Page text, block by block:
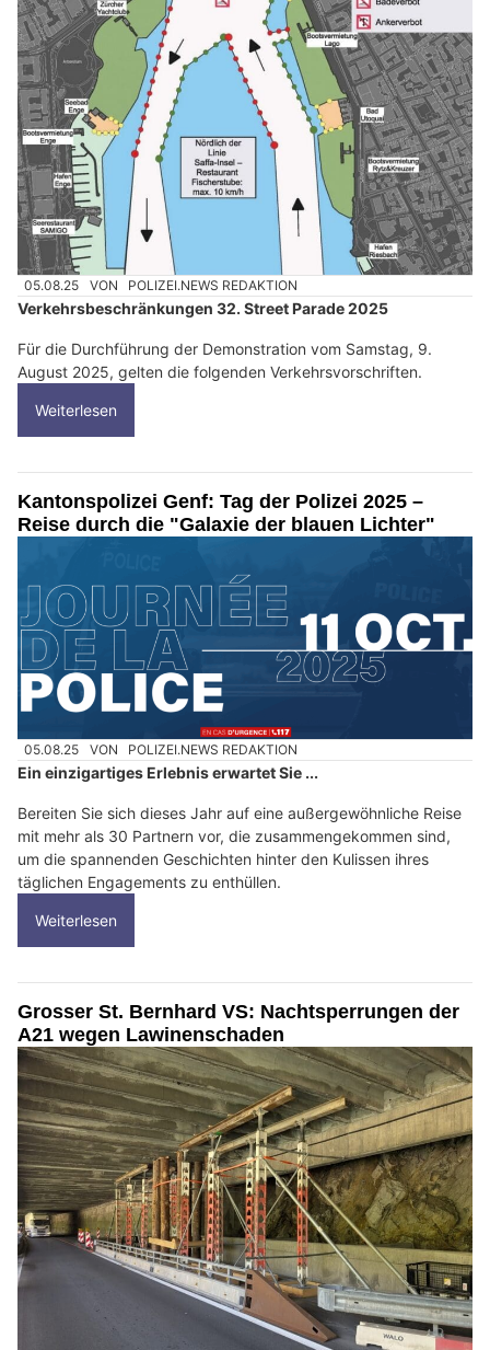
05.08.25 VON POLIZEI.NEWS REDAKTION
Verkehrsbeschränkungen 32. Street Parade 2025
Für die Durchführung der Demonstration vom Samstag, 9.
August 2025, gelten die folgenden Verkehrsvorschriften.
Weiterlesen
Kantonspolizei Genf: Tag der Polizei 2025 –
Reise durch die "Galaxie der blauen Lichter"
05.08.25 VON POLIZEI.NEWS REDAKTION
Ein einzigartiges Erlebnis erwartet Sie ...
Bereiten Sie sich dieses Jahr auf eine außergewöhnliche Reise
mit mehr als 30 Partnern vor, die zusammengekommen sind,
um die spannenden Geschichten hinter den Kulissen ihres
täglichen Engagements zu enthüllen.
Weiterlesen
Grosser St. Bernhard VS: Nachtsperrungen der
A21 wegen Lawinenschaden